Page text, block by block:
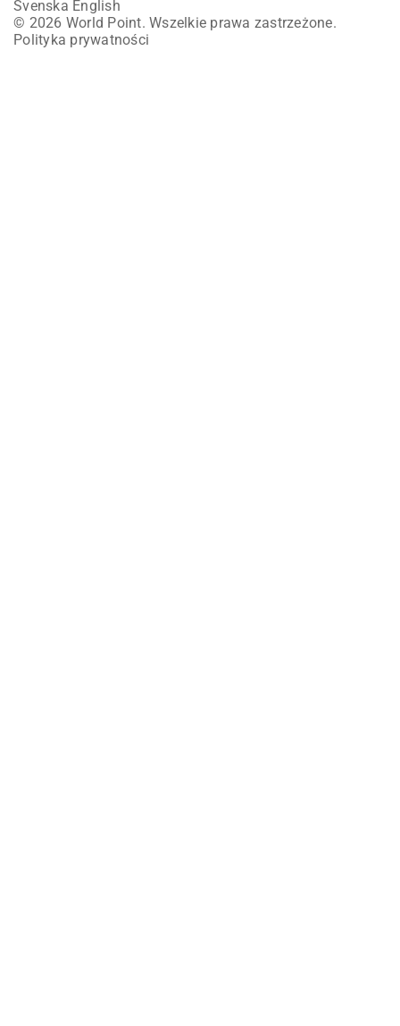
Svenska English
© 2026 World Point. Wszelkie prawa zastrzeżone.
Polityka prywatności